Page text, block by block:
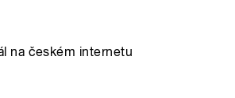
na českém internetu